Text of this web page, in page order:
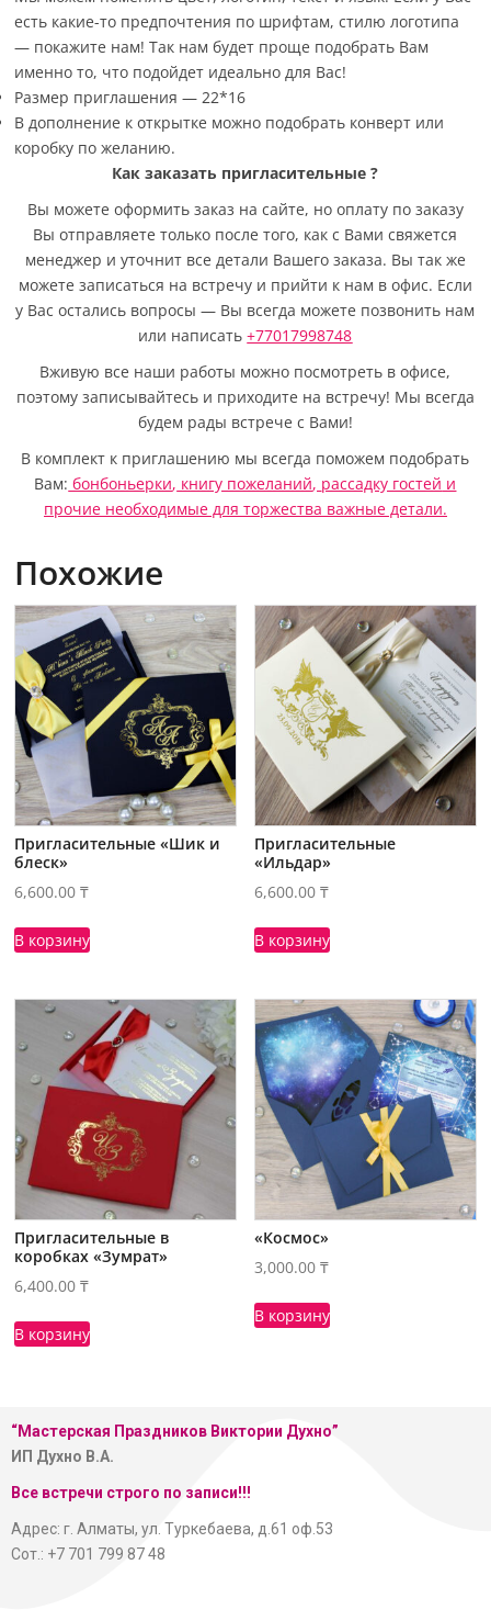
есть какие-то предпочтения по шрифтам, стилю логотипа
— покажите нам! Так нам будет проще подобрать Вам
именно то, что подойдет идеально для Вас!
Размер приглашения — 22*16
В дополнение к открытке можно подобрать конверт или
коробку по желанию.
Как заказать пригласительные?
Вы можете оформить заказ на сайте, но оплату по заказу
Вы отправляете только после того, как с Вами свяжется
менеджер и уточнит все детали Вашего заказа. Вы так же
можете записаться на встречу и прийти к нам в офис. Если
у Вас остались вопросы — Вы всегда можете позвонить нам
или написать+77017998748
Вживую все наши работы можно посмотреть в офисе,
поэтому записывайтесь и приходите на встречу! Мы всегда
будем рады встрече с Вами!
В комплект к приглашению мы всегда поможем подобрать
Вам: бонбоньерки, книгу пожеланий, рассадку гостей и
прочие необходимые для торжества важные детали.
Похожие
Пригласительные «Шик и
блеск»
6,600.00₸
В корзину
Пригласительные
«Ильдар»
6,600.00₸
В корзину
Пригласительные в
коробках «Зумрат»
6,400.00₸
В корзину
«Космос»
3,000.00₸
В корзину
“Мастерская Праздников Виктории Духно”
ИП Духно В.А.
Все встречи строго по записи!!!
Адрес: г. Алматы, ул. Туркебаева, д.61 оф.53
Сот.: +7 701 799 87 48